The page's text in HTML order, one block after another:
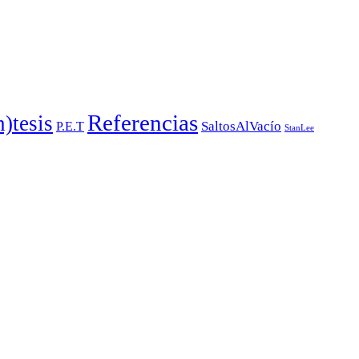
P.E.T Referencias SaltosAlVacío StanLee